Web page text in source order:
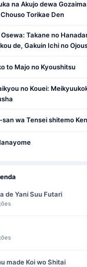
na Akujo dewa
Torikae Den
Takane no
de, Gakuin Ichi no
Koto ni Narimashita
to Majo no Kyoushitsu
no Kouei:
san wa Tensei shitemo
de Yani Suu Futari
made Koi wo Shitai